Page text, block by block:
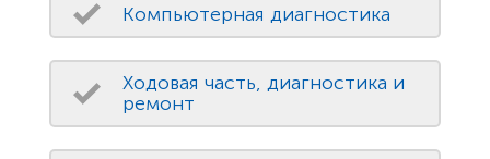
Компьютерная диагностика
Ходовая часть, диагностика и
ремонт